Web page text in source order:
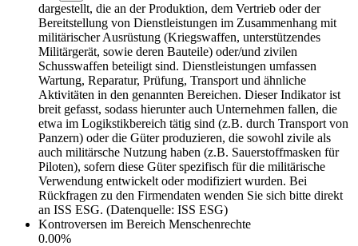
dargestellt, die an der Produktion, dem Vertrieb oder der
Bereitstellung von Dienstleistungen im Zusammenhang mit
militärischer Ausrüstung (Kriegswaffen, unterstützendes
Militärgerät, sowie deren Bauteile) oder/und zivilen
Schusswaffen beteiligt sind. Dienstleistungen umfassen
Wartung, Reparatur, Prüfung, Transport und ähnliche
Aktivitäten in den genannten Bereichen. Dieser Indikator ist
breit gefasst, sodass hierunter auch Unternehmen fallen, die
etwa im Logikstikbereich tätig sind (z.B. durch Transport von
Panzern) oder die Güter produzieren, die sowohl zivile als
auch militärsche Nutzung haben (z.B. Sauerstoffmasken für
Piloten), sofern diese Güter spezifisch für die militärische
Verwendung entwickelt oder modifiziert wurden. Bei
Rückfragen zu den Firmendaten wenden Sie sich bitte direkt
an ISS ESG. (Datenquelle: ISS ESG)
Kontroversen im Bereich Menschenrechte
0.00%